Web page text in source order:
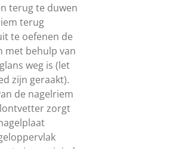
terug te duwen
terug
te oefenen de
met behulp van
weg is (let
zijn geraakt).
de nagelriem
zorgt